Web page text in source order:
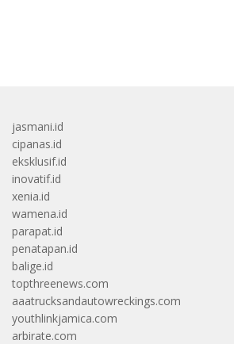
jasmani.id
cipanas.id
eksklusif.id
inovatif.id
xenia.id
wamena.id
parapat.id
penatapan.id
balige.id
topthreenews.com
aaatrucksandautowreckings.com
youthlinkjamica.com
arbirate.com